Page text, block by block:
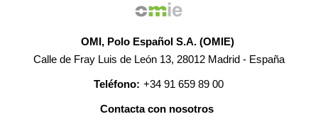
OMI, Polo Español S.A. (OMIE)
Calle de Fray Luis de León 13, 28012 Madrid - España
Teléfono: +34 91 659 89 00
Contacta con nosotros